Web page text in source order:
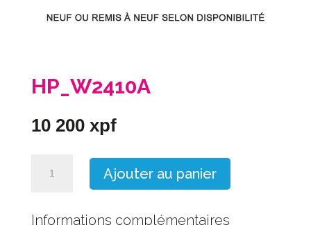
HP_W2410A
10 200 xpf
Ajouter au panier
Informations complémentaires